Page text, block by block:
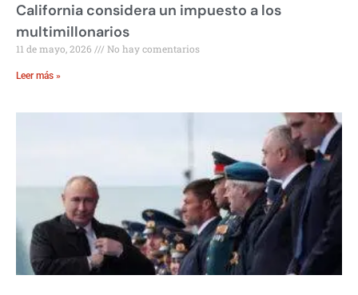
California considera un impuesto a los
multimillonarios
11 de mayo, 2026 No hay comentarios
Leer más »